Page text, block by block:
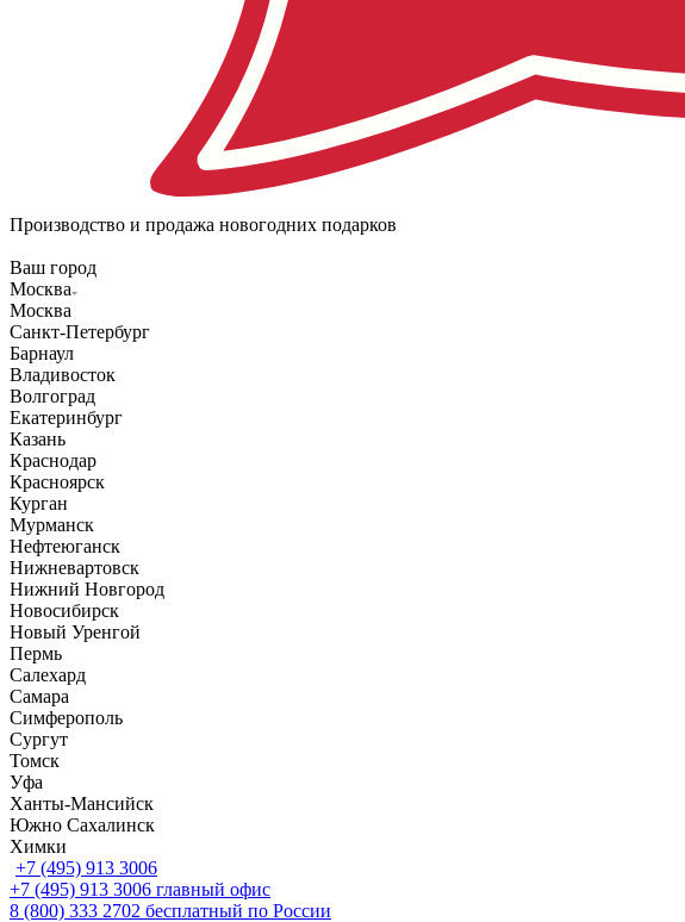
Производство и продажа новогодних подарков
Ваш город
Москва
Москва
Санкт-Петербург
Барнаул
Владивосток
Волгоград
Екатеринбург
Казань
Краснодар
Красноярск
Курган
Мурманск
Нефтеюганск
Нижневартовск
Нижний Новгород
Новосибирск
Новый Уренгой
Пермь
Салехард
Самара
Симферополь
Сургут
Томск
Уфа
Ханты-Мансийск
Южно Сахалинск
Химки
+7 (495) 913 3006
+7 (495) 913 3006 главный офис
8 (800) 333 2702 бесплатный по России